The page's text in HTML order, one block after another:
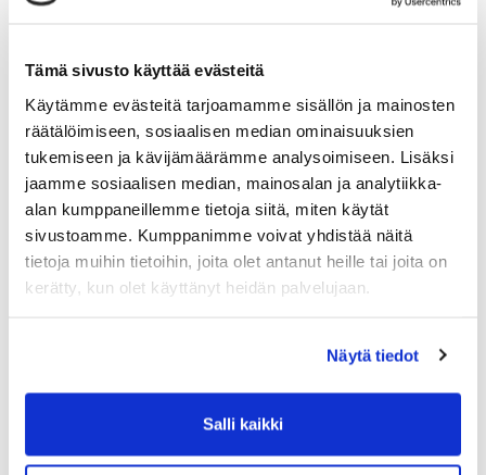
Tämä sivusto käyttää evästeitä
Käytämme evästeitä tarjoamamme sisällön ja mainosten
räätälöimiseen, sosiaalisen median ominaisuuksien
tukemiseen ja kävijämäärämme analysoimiseen. Lisäksi
jaamme sosiaalisen median, mainosalan ja analytiikka-
alan kumppaneillemme tietoja siitä, miten käytät
sivustoamme. Kumppanimme voivat yhdistää näitä
tietoja muihin tietoihin, joita olet antanut heille tai joita on
kerätty, kun olet käyttänyt heidän palvelujaan.
Näytä tiedot
Salli kaikki
paineita ja odotuksia.
Ympärivuotinen terveyttä ylläpitävä ja
edistävä liikunta, pysyvien rutiinien ja
elämäntavan rakentaminen, sekä terveellinen
ruokavalio ei ole rakettitiedettä eikä erityisen
raskasta. Valitse liikuntamuoto, joka tuottaa
sinulle iloa ja hyvää oloa.
Kokeile vaikkapa kuntosaliharjoittelua tai
ryhmäliikuntaa! Power Centerillä pääset
harrastamaan kuntosaliharjoittelua mitä
parhaimmissa puitteissa. Tai esimerkiksi